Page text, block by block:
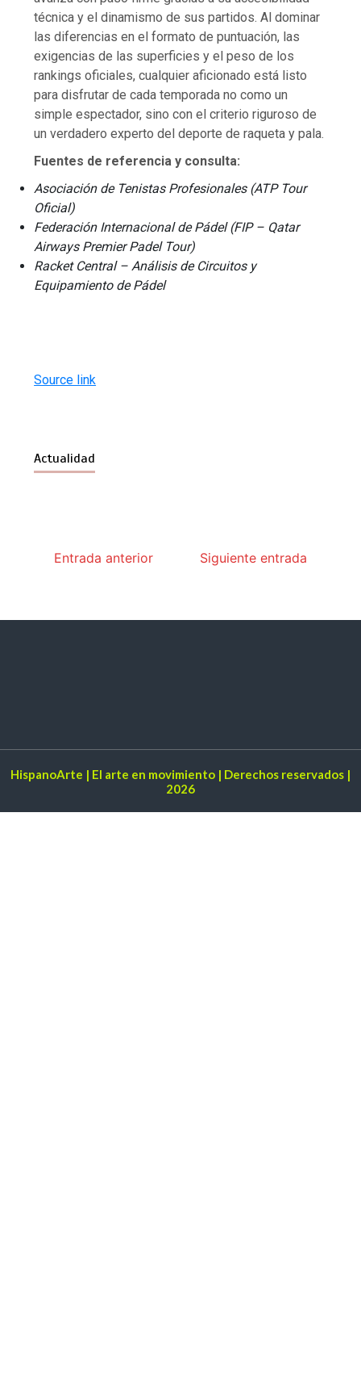
técnica y el dinamismo de sus partidos. Al dominar
las diferencias en el formato de puntuación, las
exigencias de las superficies y el peso de los
rankings oficiales, cualquier aficionado está listo
para disfrutar de cada temporada no como un
simple espectador, sino con el criterio riguroso de
un verdadero experto del deporte de raqueta y pala.
Fuentes de referencia y consulta:
Asociación de Tenistas Profesionales (ATP Tour
Oficial)
Federación Internacional de Pádel (FIP – Qatar
Airways Premier Padel Tour)
Racket Central – Análisis de Circuitos y
Equipamiento de Pádel
Source link
Actualidad
Entrada anterior Siguiente entrada